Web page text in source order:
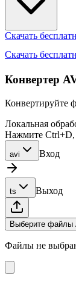
Скачать
Скачать
Конвертер
Конвертируйте
Локальная
Нажмите Ctrl+D,
avi Вход
ts Выход
Выберите файлы
Файлы не